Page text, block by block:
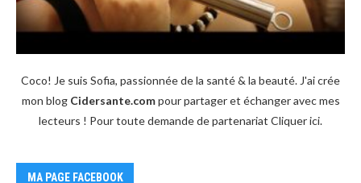
Coco! Je suis Sofia, passionnée de la santé & la beauté. J'ai crée
mon blog Cidersante.compour partager et échanger avec mes
lecteurs ! Pour toute demande de partenariat Cliquer ici.
MA PAGE FACEBOOK